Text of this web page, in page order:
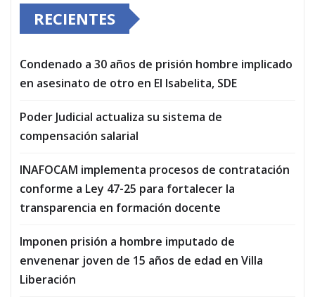
RECIENTES
Condenado a 30 años de prisión hombre implicado
en asesinato de otro en El Isabelita, SDE
Poder Judicial actualiza su sistema de
compensación salarial
INAFOCAM implementa procesos de contratación
conforme a Ley 47-25 para fortalecer la
transparencia en formación docente
Imponen prisión a hombre imputado de
envenenar joven de 15 años de edad en Villa
Liberación